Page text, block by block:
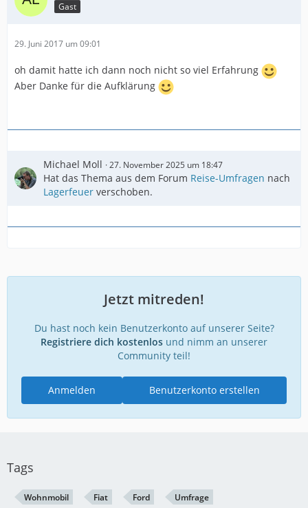
Gast
29. Juni 2017 um 09:01
oh damit hatte ich dann noch nicht so viel Erfahrung
Aber Danke für die Aufklärung
Michael Moll 27. November 2025 um 18:47
Hat das Thema aus dem Forum Reise-Umfragen nach
Lagerfeuer verschoben.
Jetzt mitreden!
Du hast noch kein Benutzerkonto auf unserer Seite?
Registriere dich kostenlos und nimm an unserer
Community teil!
Benutzerkonto erstellen
Anmelden
Tags
Wohnmobil Fiat Ford Umfrage